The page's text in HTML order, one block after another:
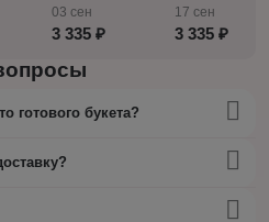
03 сен
3 335 ₽
17 сен
3 335 ₽
готового букета?